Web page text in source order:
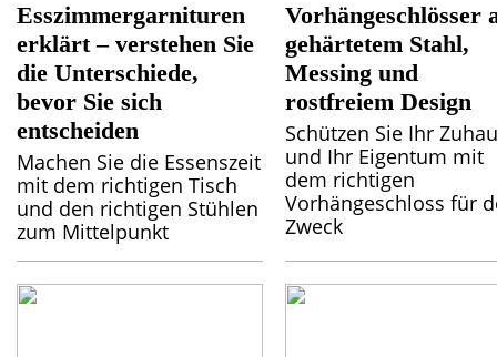
Esszimmergarnituren
erklärt – verstehen Sie
die Unterschiede,
bevor Sie sich
entscheiden
Machen Sie die Essenszeit
mit dem richtigen Tisch
und den richtigen Stühlen
zum Mittelpunkt
Vorhängeschlösser
gehärtetem Stahl,
Messing und
rostfreiem Design
Schützen Sie Ihr
und Ihr Eigentum mit
dem richtigen
Vorhängeschloss für
Zweck